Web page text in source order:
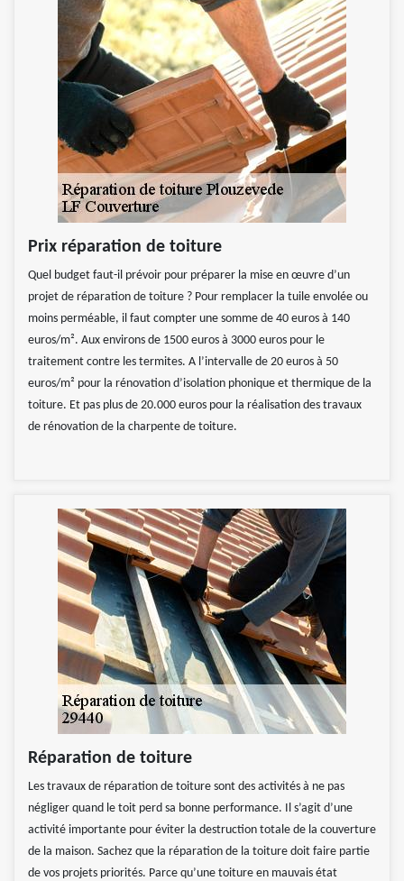
Prix réparation de toiture
Quel budget faut-il prévoir pour préparer la mise en œuvre d’un
projet de réparation de toiture ? Pour remplacer la tuile envolée ou
moins perméable, il faut compter une somme de 40 euros à 140
euros/m². Aux environs de 1500 euros à 3000 euros pour le
traitement contre les termites. A l’intervalle de 20 euros à 50
euros/m² pour la rénovation d’isolation phonique et thermique de la
toiture. Et pas plus de 20.000 euros pour la réalisation des travaux
de rénovation de la charpente de toiture.
Réparation de toiture
Les travaux de réparation de toiture sont des activités à ne pas
négliger quand le toit perd sa bonne performance. Il s’agit d’une
activité importante pour éviter la destruction totale de la couverture
de la maison. Sachez que la réparation de la toiture doit faire partie
de vos projets priorités. Parce qu’une toiture en mauvais état